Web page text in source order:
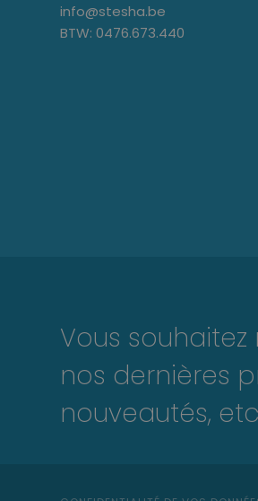
info@stesha.be
BTW: 0476.673.440
Vous
nos dernières
nouveautés,